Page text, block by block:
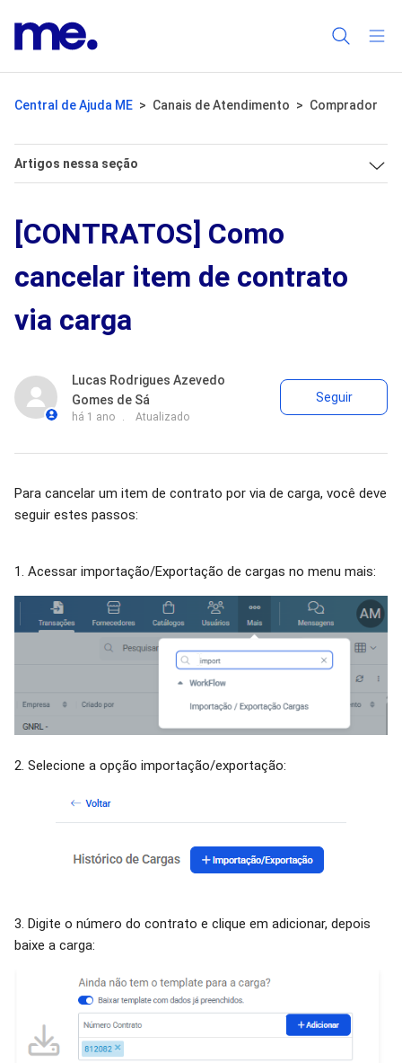
Central de Ajuda ME Canais de Atendimento Comprador
Artigos nessa seção
[CONTRATOS] Como
cancelar item de contrato
via carga
Lucas Rodrigues Azevedo
Gomes de Sá
há 1 ano Atualizado
Seguir
Para cancelar um item de contrato por via de carga, você deve
seguir estes passos:
1. Acessar importação/Exportação de cargas no menu mais:
2. Selecione a opção importação/exportação:
3. Digite o número do contrato e clique em adicionar, depois
baixe a carga: